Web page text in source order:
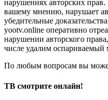
нарушениях авторских
вашему мнению, нарушает
убедительные
yootv.online оперативно
нарушении авторского
числе удалим оспариваемый
По любым вопросам вы
ТВ смотрите онлайн!